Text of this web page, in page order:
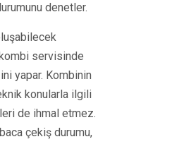
denetler.
servisinde
yapar. Kombinin
konularla ilgili
de ihmal etmez.
çekiş durumu,